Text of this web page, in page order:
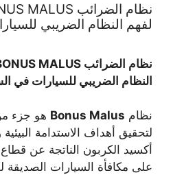
لفهم النظام الضريبي
النظام الضريبي للسيارات في
نظام Bonus Malus هو جزء
لتحقيق أهداف الاستدامة البيئية
أكسيد الكربون الناتجة عن
على مكافأة السيارات الصديقة